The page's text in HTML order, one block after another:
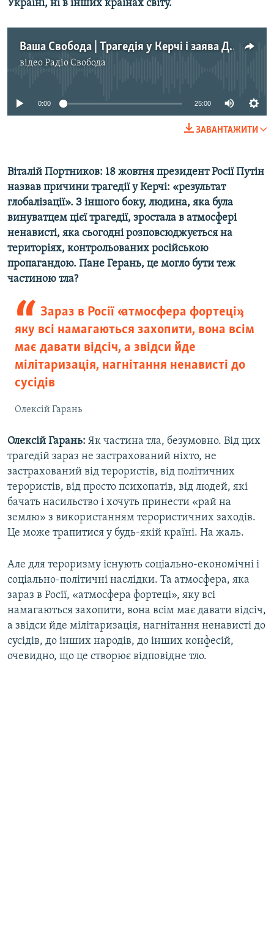
Україні, ні в інших країнах світу.
Ваша Свобода | Трагедія у Керчі і заява Держдуми «Про загострення ситуації в Україні»
відеоРадіо Свобода
No media source currently available
0:00 25:00
ЗАВАНТАЖИТИ
Віталій Портников: 18 жовтня президент Росії Путін
назвав причини трагедії у Керчі: «результат
глобалізації». З іншого боку, людина, яка була
винуватцем цієї трагедії, зростала в атмосфері
ненависті, яка сьогодні розповсюджується на
територіях, контрольованих російською
пропагандою. Пане Герань, це могло бути теж
частиною тла?
Зараз в Росії «атмосфера фортеці»,
яку всі намагаються захопити, вона всім
має давати відсіч, а звідси йде
мілітаризація, нагнітання ненависті до
сусідів
Олексій Гарань
Олексій Гарань: Як частина тла, безумовно. Від цих
трагедій зараз не застрахований ніхто, не
застрахований від терористів, від політичних
терористів, від просто психопатів, від людей, які
бачать насильство і хочуть принести «рай на
землю» з використанням терористичних заходів.
Це може трапитися у будь-якій країні. На жаль.
Але для тероризму існують соціально-економічні і
соціально-політичні наслідки. Та атмосфера, яка
зараз в Росії, «атмосфера фортеці», яку всі
намагаються захопити, вона всім має давати відсіч,
а звідси йде мілітаризація, нагнітання ненависті до
сусідів, до інших народів, до інших конфесій,
очевидно, що це створює відповідне тло.